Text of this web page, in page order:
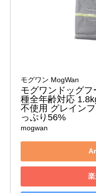
モグワン MogWan
モグワンドッグ
種全年齢対応
不使用 グレイン
っぷり56%
mogwan